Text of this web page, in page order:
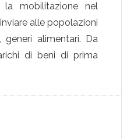
la mobilitazione nel
alle popolazioni
alimentari. Da
di beni di prima